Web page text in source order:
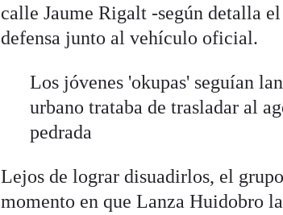
calle Jaume Rigalt -según detalla
defensa junto al vehículo oficial.
Los jóvenes 'okupas' seguían
urbano trataba de trasladar al
pedrada
Lejos de lograr disuadirlos, el
momento en que Lanza Huidobro